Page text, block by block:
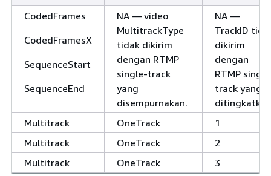
CodedFrames
CodedFramesX
SequenceStart
SequenceEnd
NA — video
MultitrackType
tidak dikirim
dengan RTMP
single-track
yang
disempurnakan.
NA —
TrackID
dikirim
dengan
RTMP
track yang
Multitrack
OneTrack
1
Multitrack
OneTrack
2
Multitrack
OneTrack 3